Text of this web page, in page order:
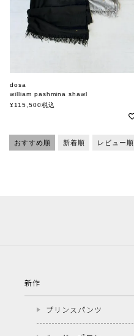
dosa
william pashmina shawl
ドーサ
¥115,500税込
おすすめ順 新着順 レビュー順
新作
プリンスパンツ